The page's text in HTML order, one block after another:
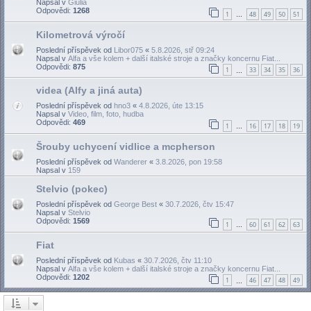
Napsal v Giulia
Odpovědi: 1268 1 … 48 49 50 51
Kilometrová výročí
Poslední příspěvek od Libor075 « 5.8.2026, stř 09:24
Napsal v Alfa a vše kolem + další italské stroje a značky koncernu Fiat...
Odpovědi: 875 1 33 34 35 36
videa (Alfy a jiná auta)
Poslední příspěvek od hno3 « 4.8.2026, úte 13:15
Napsal v Video, film, foto, hudba
Odpovědi: 469 1 … 16 17 18 19
Šrouby uchycení vidlice a mcpherson
Poslední příspěvek od Wanderer « 3.8.2026, pon 19:58
Napsal v 159
Stelvio (pokec)
Poslední příspěvek od George Best « 30.7.2026, čtv 15:47
Napsal v Stelvio
Odpovědi: 1569 1 … 60 61 62 63
Fiat
Poslední příspěvek od Kubas « 30.7.2026, čtv 11:10
Napsal v Alfa a vše kolem + další italské stroje a značky koncernu Fiat...
Odpovědi: 1202 1 46 47 48 49